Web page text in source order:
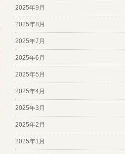
2025年9月
2025年8月
2025年7月
2025年6月
2025年5月
2025年4月
2025年3月
2025年2月
2025年1月